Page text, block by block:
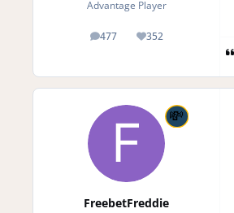
Advantage Player
477
posts 352
Reputation
FreebetFreddie